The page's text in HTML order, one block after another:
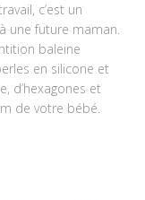
c’est un
une future maman.
baleine
en silicone et
d’hexagones et
de votre bébé.